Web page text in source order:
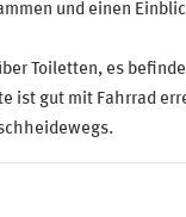
und einen
Toiletten, es
ist gut mit Fahrrad